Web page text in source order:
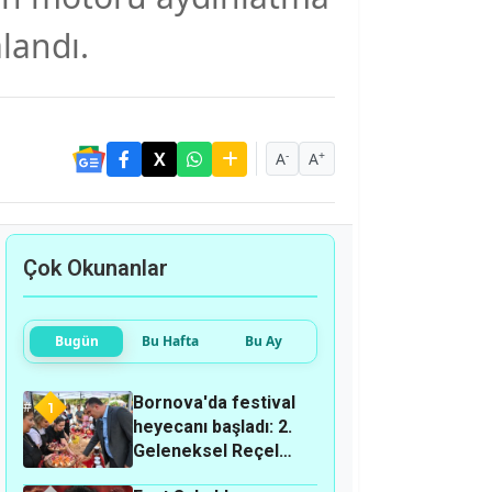
A- A+
Çok Okunanlar
Bugün Bu Hafta Bu Ay
1
Bornova'da festival
heyecanı başladı: 2.
Geleneksel Reçel